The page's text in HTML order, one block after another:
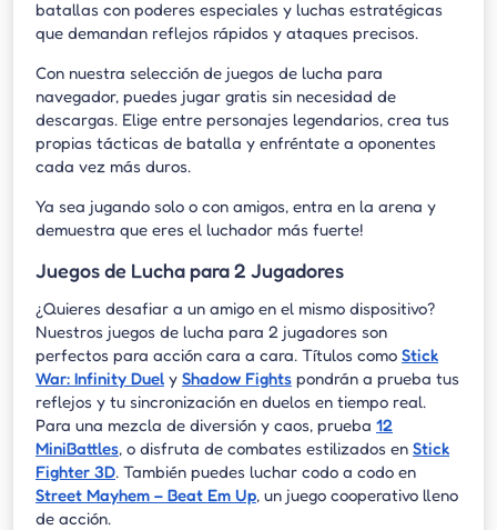
batallas con poderes especiales y luchas estratégicas
que demandan reflejos rápidos y ataques precisos.
Con nuestra selección de juegos de lucha para
navegador, puedes jugar gratis sin necesidad de
descargas. Elige entre personajes legendarios, crea tus
propias tácticas de batalla y enfréntate a oponentes
cada vez más duros.
Ya sea jugando solo o con amigos, entra en la arena y
demuestra que eres el luchador más fuerte!
Juegos de Lucha para 2 Jugadores
¿Quieres desafiar a un amigo en el mismo dispositivo?
Nuestros juegos de lucha para 2 jugadores son
perfectos para acción cara a cara. Títulos como Stick
War: Infinity Duel y Shadow Fights pondrán a prueba tus
reflejos y tu sincronización en duelos en tiempo real.
Para una mezcla de diversión y caos, prueba 12
MiniBattles, o disfruta de combates estilizados en Stick
Fighter 3D. También puedes luchar codo a codo en
Street Mayhem – Beat Em Up, un juego cooperativo lleno
de acción.